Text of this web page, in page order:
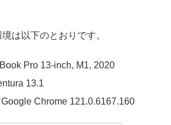
は以下のとおりです。
Pro 13-inch, M1, 2020
13.1
Chrome 121.0.6167.160